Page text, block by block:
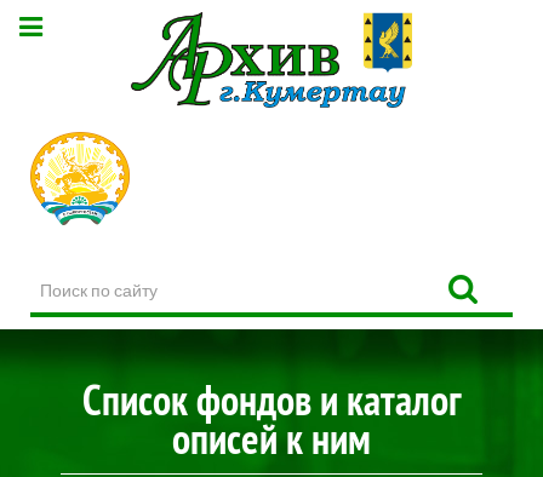
по
сайту
Список фондов и каталог
описей к ним